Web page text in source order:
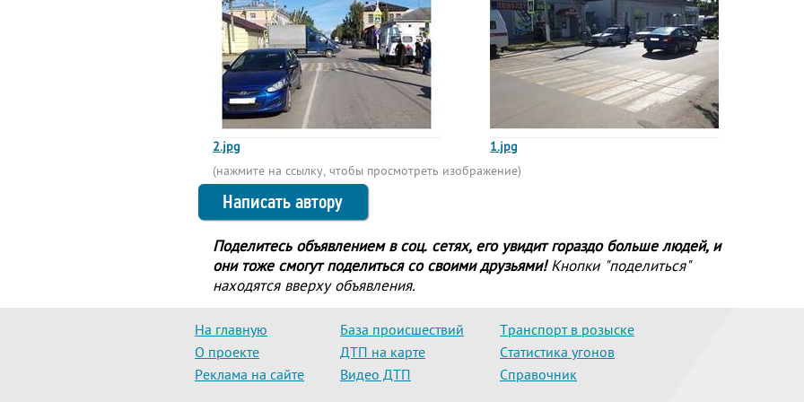
2.jpg
1.jpg
(нажмите на ссылку, чтобы просмотреть изображение)
Написать автору
Поделитесь объявлением в соц. сетях, его увидит гораздо больше людей, и
они тоже смогут поделиться со своими друзьями!Кнопки "поделиться"
находятся вверху объявления.
На главную
О проекте
Реклама на сайте
База происшествий
ДТП на карте
Видео ДТП
Транспорт в розыске
Статистика угонов
Справочник